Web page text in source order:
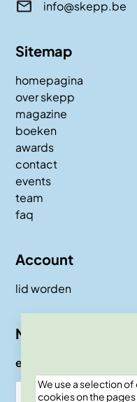
We use a selection
cookies on the
info@skepp.be
Sitemap
homepagina
over skepp
magazine
boeken
awards
contact
events
team
faq
Account
lid worden
Nieuwsbrief
e-mail